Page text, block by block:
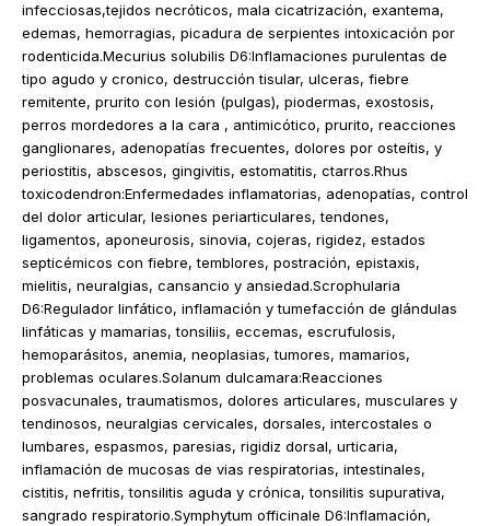
infecciosas,tejidos necróticos, mala cicatrización, exantema,
edemas, hemorragias, picadura de serpientes intoxicación por
rodenticida.Mecurius solubilis D6:Inflamaciones purulentas de
tipo agudo y cronico, destrucción tisular, ulceras, fiebre
remitente, prurito con lesión (pulgas), piodermas, exostosis,
perros mordedores a la cara , antimicótico, prurito, reacciones
ganglionares, adenopatías frecuentes, dolores por osteítis, y
periostitis, abscesos, gingivitis, estomatitis, ctarros.Rhus
toxicodendron:Enfermedades inflamatorias, adenopatías, control
del dolor articular, lesiones periarticulares, tendones,
ligamentos, aponeurosis, sinovia, cojeras, rigidez, estados
septicémicos con fiebre, temblores, postración, epistaxis,
mielitis, neuralgias, cansancio y ansiedad.Scrophularia
D6:Regulador linfático, inflamación y tumefacción de glándulas
linfáticas y mamarias, tonsiliis, eccemas, escrufulosis,
hemoparásitos, anemia, neoplasias, tumores, mamarios,
problemas oculares.Solanum dulcamara:Reacciones
posvacunales, traumatismos, dolores articulares, musculares y
tendinosos, neuralgias cervicales, dorsales, intercostales o
lumbares, espasmos, paresias, rigidiz dorsal, urticaria,
inflamación de mucosas de vias respiratorias, intestinales,
cistitis, nefritis, tonsilitis aguda y crónica, tonsilitis supurativa,
sangrado respiratorio.Symphytum officinale D6:Inflamación,